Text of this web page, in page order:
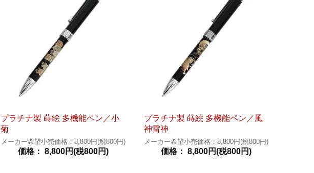
プラチナ製 蒔絵 多機能ペン／小
菊
メーカー希望小売価格：8,800円(税800円)
価格： 8,800円(税800円)
プラチナ製 蒔絵 多機能ペン／風
神雷神
メーカー希望小売価格：8,800円(税800円)
価格： 8,800円(税800円)